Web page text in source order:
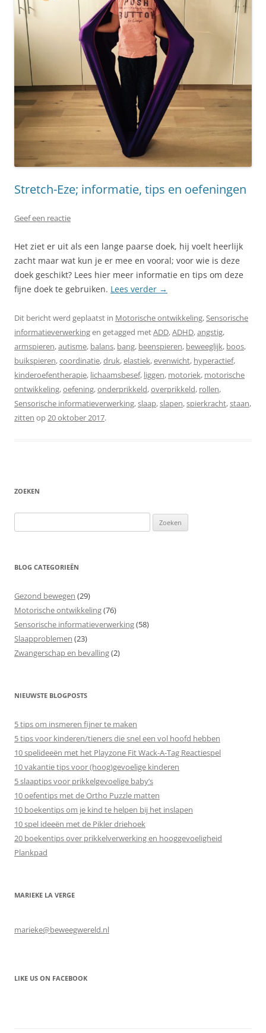
Stretch-Eze; informatie, tips en oefeningen
Geef een reactie
Het ziet er uit als een lange paarse doek, hij voelt heerlijk
zacht maar wat kun je er mee en vooral; voor wie is deze
doek geschikt? Lees hier meer informatie en tips om deze
fijne doek te gebruiken. Lees verder →
Dit bericht werd geplaatst in Motorische ontwikkeling,Sensorische
informatieverwerkingen getagged metADD,ADHD,angstig,
armspieren,autisme, balans, bang, beenspieren, beweeglijk, boos,
buikspieren,coordinatie,druk,elastiek,evenwicht, hyperactief,
kinderoefentherapie, lichaamsbesef, liggen, motoriek, motorische
ontwikkeling,oefening,onderprikkeld,overprikkeld, rollen,
Sensorische informatieverwerking,slaap,slapen,spierkracht,staan,
zitten op20 oktober 2017.
ZOEKEN
naar:
BLOG CATEGORIEËN
Gezond bewegen (29)
Motorische ontwikkeling(76)
Sensorische informatieverwerking(58)
Slaapproblemen (23)
Zwangerschap en bevalling(2)
NIEUWSTE BLOGPOSTS
5 tips om insmeren fijner te maken
5 tips voor kinderen/tieners die snel een vol hoofd hebben
10 spelideeën met het Playzone Fit Wack-A-Tag Reactiespel
10 vakantie tips voor (hoog)gevoelige kinderen
5 slaaptips voor prikkelgevoelige baby’s
10 oefentips met de Ortho Puzzle matten
10 boekentips om je kind te helpen bij het inslapen
10 spel ideeën met de Pikler driehoek
20 boekentips over prikkelverwerking en hooggevoeligheid
Plankpad
MARIEKE LA VERGE
marieke@beweegwereld.nl
LIKE US ON FACEBOOK